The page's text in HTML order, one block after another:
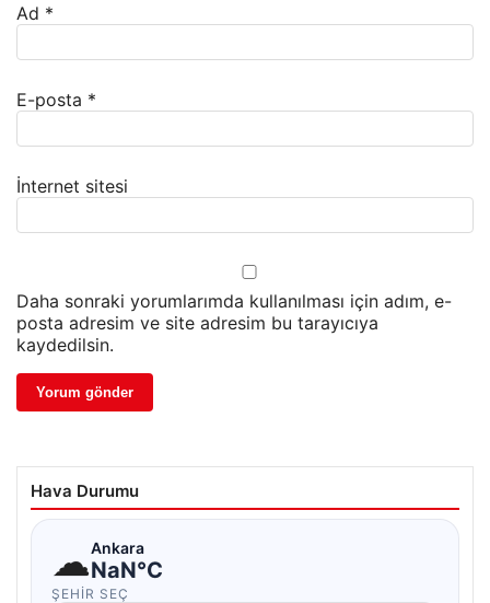
Ad *
E-posta *
İnternet sitesi
Daha sonraki yorumlarımda kullanılması için adım, e-
posta adresim ve site adresim bu tarayıcıya
kaydedilsin.
Hava Durumu
☁Ankara
NaN°C
ŞEHIR SEÇ